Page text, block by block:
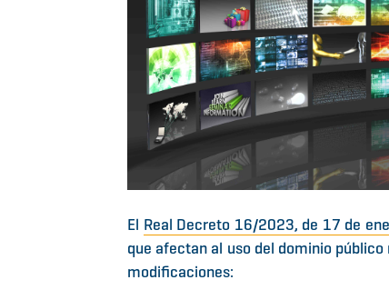
El Real Decreto 16/2023, de 17 de
que afectan al uso del dominio público
modificaciones: